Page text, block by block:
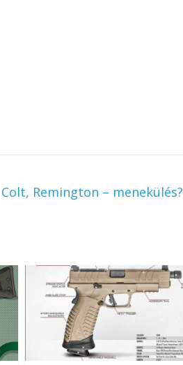
Colt, Remington – menekülés?